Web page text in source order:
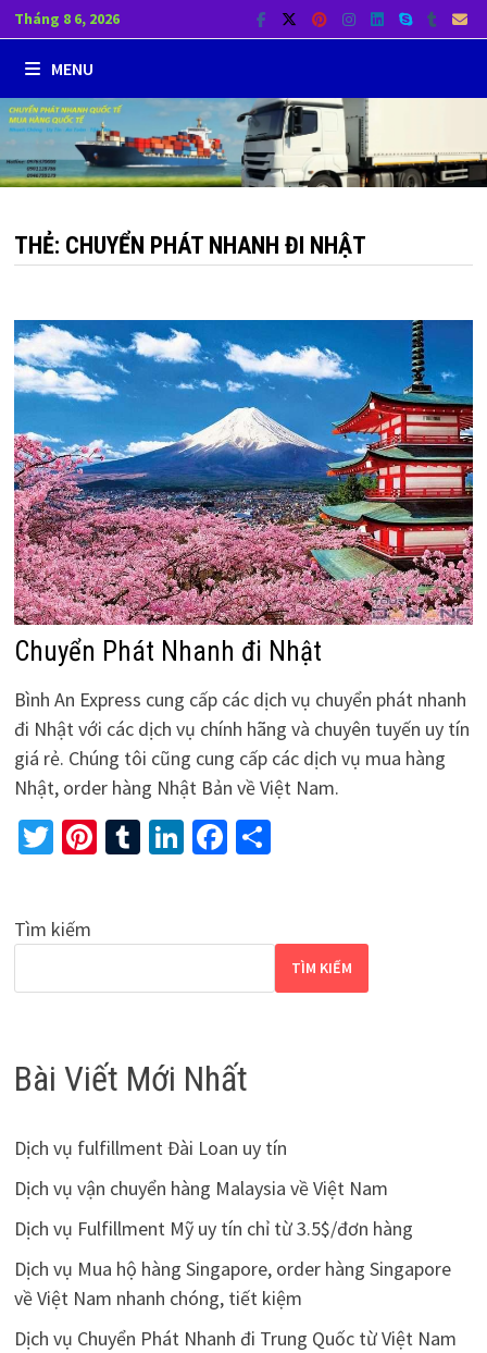
Skip
to
content
Tháng 8 6, 2026
MENU
THẺ: CHUYỂN PHÁT NHANH ĐI NHẬT
Chuyển Phát Nhanh đi Nhật
Bình An Express cung cấp các dịch vụ chuyển phát nhanh
đi Nhật với các dịch vụ chính hãng và chuyên tuyến uy tín
giá rẻ. Chúng tôi cũng cung cấp các dịch vụ mua hàng
Nhật, order hàng Nhật Bản về Việt Nam.
Twitter
Pinterest
Tumblr
LinkedIn
Facebook
Share
Tìm kiếm
TÌM KIẾM
Bài Viết Mới Nhất
Dịch vụ fulfillment Đài Loan uy tín
Dịch vụ vận chuyển hàng Malaysia về Việt Nam
Dịch vụ Fulfillment Mỹ uy tín chỉ từ 3.5$/đơn hàng
Dịch vụ Mua hộ hàng Singapore, order hàng Singapore
về Việt Nam nhanh chóng, tiết kiệm
Dịch vụ Chuyển Phát Nhanh đi Trung Quốc từ Việt Nam